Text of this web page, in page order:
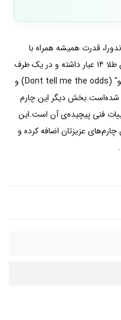
قدرت همیشه همراه با
شماست.بخشی از این چارم دو تکه روکش طلا ۱۴ عیار داشته و در یک طرف
از آن پیام "هیچوقت به من از احتمالات نگو" (Dont tell me the odds) و
شده‌است.بخش دیگر این چارم
فنی پیچیده‌ی آن است.این
چارم‌های عزیزتان اضافه کرده و